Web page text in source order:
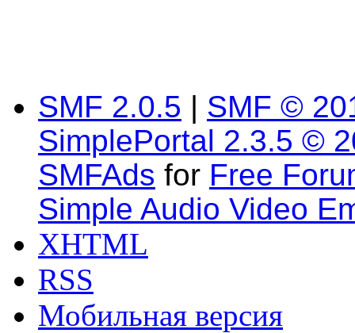
SMF 2.0.5 | SMF ©
SimplePortal 2.3.5 ©
SMFAds for Free
Simple Audio Video
XHTML
RSS
Мобильная версия